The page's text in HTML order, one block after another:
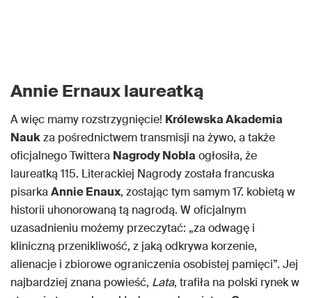
Annie Ernaux laureatką
A więc mamy rozstrzygnięcie! Królewska Akademia
Naukza pośrednictwem transmisji na żywo, a także
oficjalnego Twittera Nagrody Nobla ogłosiła, że
laureatką 115. Literackiej Nagrody została francuska
pisarkaAnnie Enaux, zostając tym samym 17. kobietą w
historii uhonorowaną tą nagrodą. W oficjalnym
uzasadnieniu możemy przeczytać: „za odwagę i
kliniczną przenikliwość, z jaką odkrywa korzenie,
alienacje i zbiorowe ograniczenia osobistej pamięci”. Jej
najbardziej znana powieść, Lata, trafiła na polski rynek w